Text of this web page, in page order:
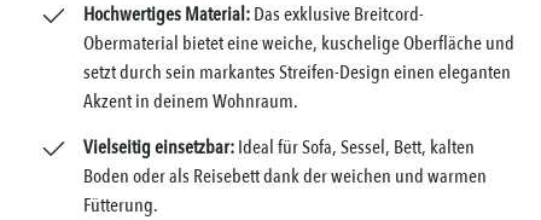
Hochwertiges Material:Das exklusive Breitcord-
Obermaterial bietet eine weiche, kuschelige Oberfläche und
setzt durch sein markantes Streifen-Design einen eleganten
Akzent in deinem Wohnraum.
Vielseitig einsetzbar:Ideal für Sofa, Sessel, Bett, kalten
Boden oder als Reisebett dank der weichen und warmen
Fütterung.